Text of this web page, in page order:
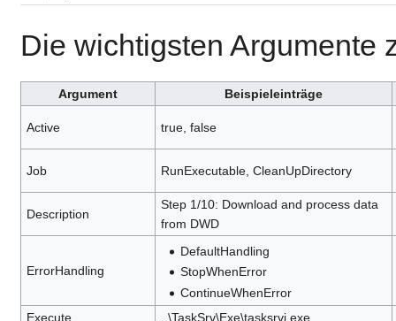
Die wichtigsten Argumente
Argument Beispieleinträge
Active true, false
Job RunExecutable, CleanUpDirectory
Description
Step 1/10: Download and process data
from DWD
ErrorHandling
DefaultHandling
StopWhenError
ContinueWhenError
Execute
..\TaskSrv\Exe\tasksrvi.exe